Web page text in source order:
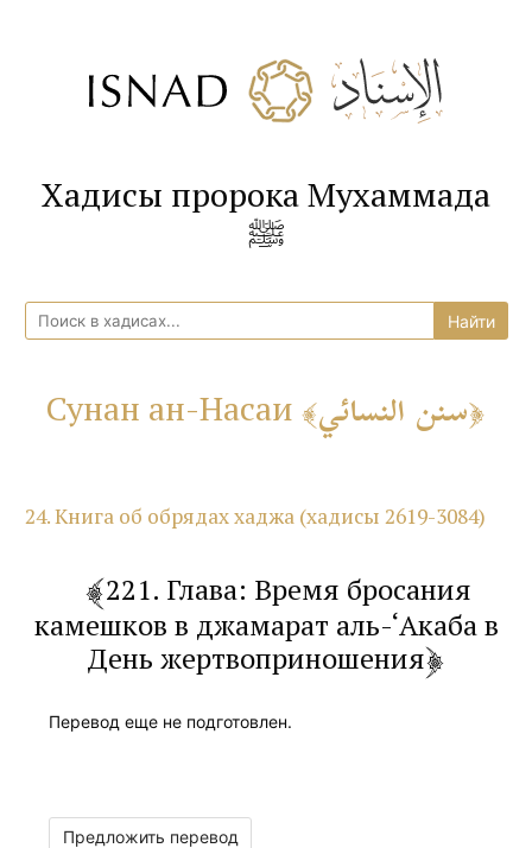
Хадисы пророка Мухаммада
ﷺ
Сунан ан-Насаи سنن النسائي
24. Книга об обрядах хаджа (хадисы 2619-3084)
221. Глава: Время бросания
камешков в джамарат аль-‘Акаба в
День жертвоприношения
Перевод еще не подготовлен.
Предложить перевод